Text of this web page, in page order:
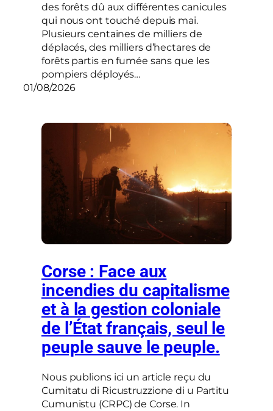
des forêts dû aux différentes canicules
qui nous ont touché depuis mai.
Plusieurs centaines de milliers de
déplacés, des milliers d’hectares de
forêts partis en fumée sans que les
pompiers déployés…
01/08/2026
Corse : Face aux
incendies du capitalisme
et à la gestion coloniale
de l’État français, seul le
peuple sauve le peuple.
Nous publions ici un article reçu du
Cumitatu di Ricustruzzione di u Partitu
Cumunistu (CRPC) de Corse. In